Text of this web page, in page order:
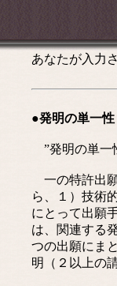
あなたが入力
●発明の単一
”発明の単一
一の特許出
ら、１）技術
にとって出願
は、関連する
つの出願にま
明（２以上の